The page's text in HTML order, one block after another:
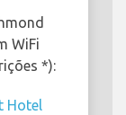
WiFi
*):
Hotel